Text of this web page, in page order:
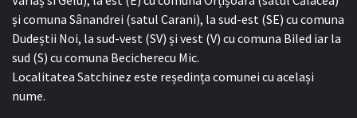
și comuna Sânandrei (satul Carani), la sud-est (SE) cu comuna
Dudeștii Noi, la sud-vest (SV) și vest (V) cu comuna Biled iar la
sud (S) cu comuna Becicherecu Mic.
Localitatea Satchinez este reședința comunei cu același
nume.